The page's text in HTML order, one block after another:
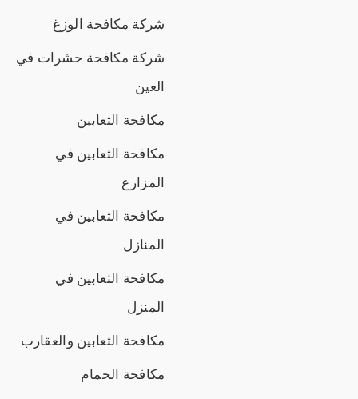
شركة مكافحة الوزغ
شركة مكافحة حشرات في
العين
مكافحة الثعابين
مكافحة الثعابين في
المزارع
مكافحة الثعابين في
المنازل
مكافحة الثعابين في
المنزل
مكافحة الثعابين والعقارب
مكافحة الحمام